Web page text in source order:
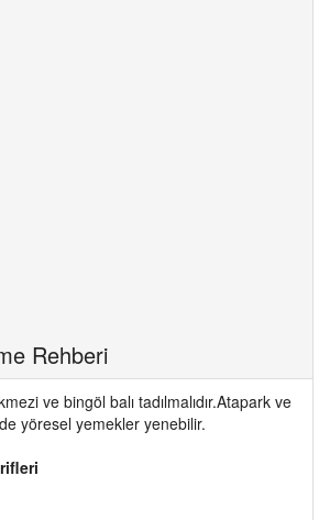
Rehberi
ve bingöl balı tadılmalıdır.Atapark ve
yöresel yemekler yenebilir.